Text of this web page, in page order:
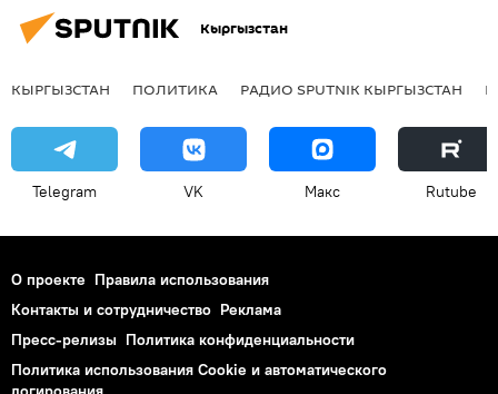
Кыргызстан
КЫРГЫЗСТАН ПОЛИТИКА РАДИО SPUTNIK КЫРГЫЗСТАН
Telegram VK Макс Rutube
О проекте Правила использования
Контакты и сотрудничество Реклама
Пресс-релизы Политика конфиденциальности
Политика использования Cookie и автоматического